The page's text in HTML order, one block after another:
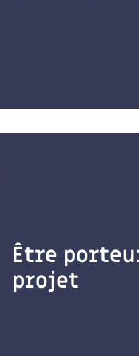
Être
projet